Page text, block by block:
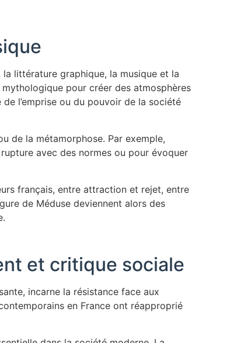
littérature graphique, la musique et la
pour créer des atmosphères
l’emprise ou du pouvoir de la société
de la métamorphose. Par exemple,
avec des normes ou pour évoquer
français, entre attraction et rejet, entre
de Méduse deviennent alors des
et critique sociale
incarne la résistance face aux
en France ont réapproprié